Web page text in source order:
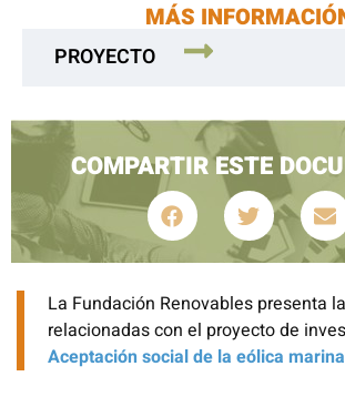
MÁS
PROYECTO
COMPARTIR ESTE
La Fundación Renovables presenta
relacionadas con el proyecto de
Aceptación social de la eólica